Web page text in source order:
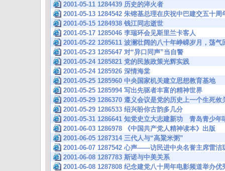
2001-05-11 1284439 历史的淬火者
2001-05-13 1284542 朱镕基总理在庆祝中巴建交五十
2001-05-15 1284938 钱江同志逝世
2001-05-17 1285046 李瑞环会见斯里兰卡客人
2001-05-22 1285611 波澜壮阔的八十年峥嵘岁月，荡
2001-05-23 1285647 对“异口同声”当自警
2001-05-24 1285821 党的民族政策光辉实践
2001-05-24 1285926 深情海棠
2001-05-25 1285960 中央国家机关建立思想教育基地
2001-05-25 1285994 写出先驱者丰富的精神世界
2001-05-29 1286370 遵义会议是党的历史上一个生死攸
2001-05-29 1286533 绍兴盼你古韵多几分
2001-05-31 1286641 知党史立大志建新功 青岛青少年
2001-06-03 1286978 《中国共产党人精神读本》出版
2001-06-05 1287314 三代人与“高粱米粥”
2001-06-07 1287542 心声——访民进中央名誉主席雷洁
2001-06-08 1287783 斯诺与中美关系
2001-06-08 1287808 纪念建党八十周年电影频道举办优